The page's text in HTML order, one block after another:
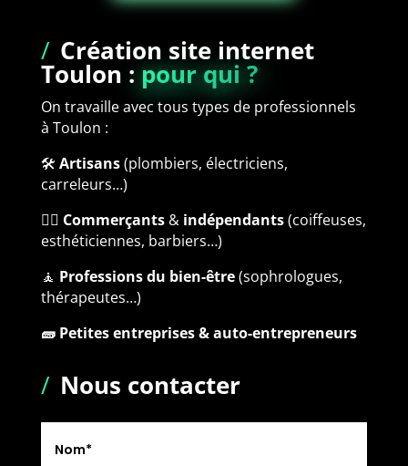
/ Création site internet
Toulon : pour qui ?
On travaille avec tous types de professionnels
à Toulon :
🛠️ Artisans(plombiers, électriciens,
carreleurs…)
💇‍♀️ Commerçants& indépendants(coiffeuses,
esthéticiennes, barbiers…)
🧘 Professionsdu bien-être(sophrologues,
thérapeutes…)
🧱 Petites entreprises & auto-entrepreneurs
/ Nous contacter